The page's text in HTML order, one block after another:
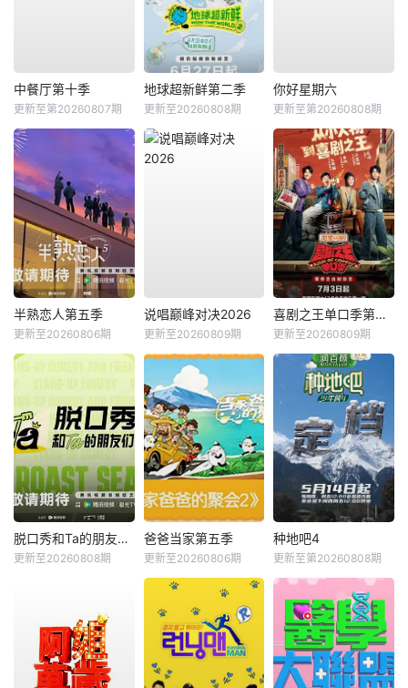
中餐厅第十季
更新至第20260807期
地球超新鲜第二季
更新至20260808期
你好星期六
更新至第20260808期
半熟恋人第五季
更新至20260806期
说唱巅峰对决2026
更新至20260809期
喜剧之王单口季第三季
更新至20260809期
脱口秀和Ta的朋友们第三季
更新至20260808期
爸爸当家第五季
更新至20260806期
种地吧4
更新至第20260808期